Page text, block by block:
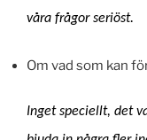
våra frågor seriöst.
Om vad som kan
Inget speciellt, det